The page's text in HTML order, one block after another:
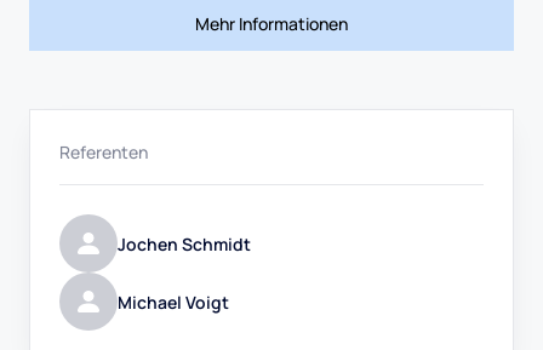
Mehr Informationen
Referenten
Jochen Schmidt
Michael Voigt